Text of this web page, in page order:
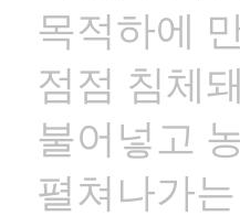
목적하에
점점 침체
불어넣고
펼쳐나가